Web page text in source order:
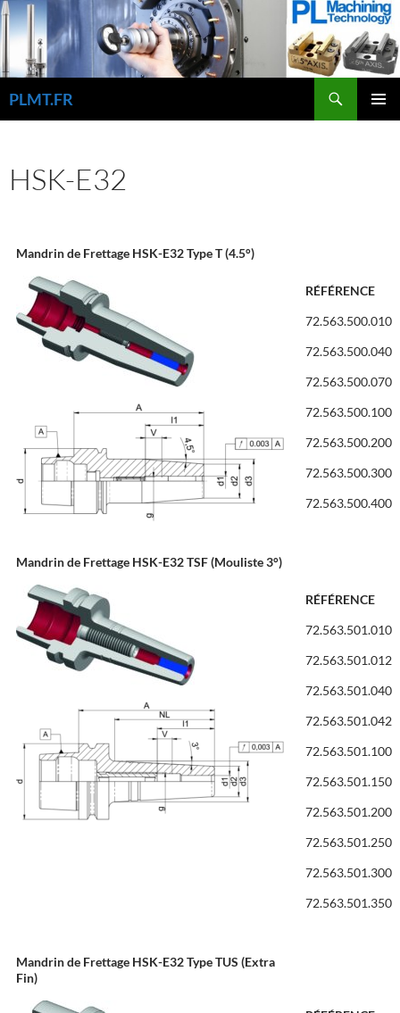
Aller
au
contenu
PLMT.FR
HSK-E32
Mandrin de Frettage HSK-E32 Type T (4.5°)
RÉFÉRENCE
72.563.500.010
72.563.500.040
72.563.500.070
72.563.500.100
72.563.500.200
72.563.500.300
72.563.500.400
Mandrin de Frettage HSK-E32 TSF (Mouliste 3°)
RÉFÉRENCE
72.563.501.010
72.563.501.012
72.563.501.040
72.563.501.042
72.563.501.100
72.563.501.150
72.563.501.200
72.563.501.250
72.563.501.300
72.563.501.350
Mandrin de Frettage HSK-E32 Type TUS (Extra
Fin)